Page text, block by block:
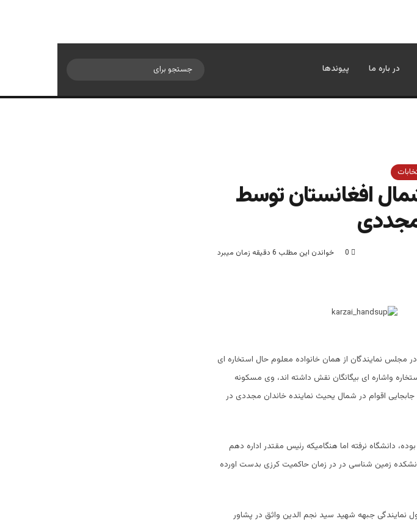
در باره ما پیوندها
افغانستان توسط
0 خواندن این مطلب 6 دقیقه زمان میبرد
نمایندگان از همان خانواده معلوم حال استخاره ای
واشاره ای بیگانگان نقش داشته اند، وی مسکونه
اقوام در شمال یحیث نماینده خاندان مجددی در
دانشگاه نرفته اما هنگامیکه رئیس مقتدر اداره دهم
زمین شناسی در در زمان حاکمیت کرزی بدست اورده
جبهه شهید سید نجم الدین واثق در پشاور